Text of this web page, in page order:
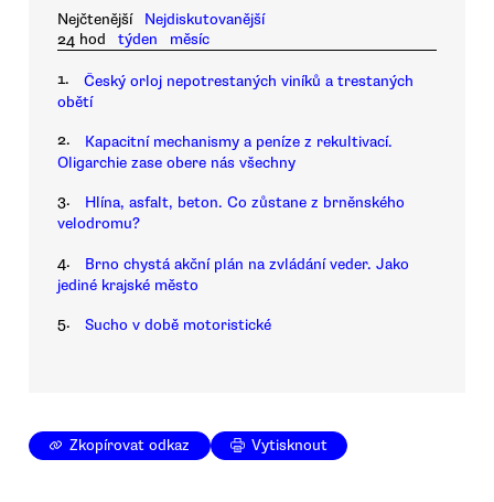
Nejčtenější
Nejdiskutovanější
24 hod
týden měsíc
1.
Český orloj nepotrestaných viníků a trestaných
obětí
2.
Kapacitní mechanismy a peníze z rekultivací.
Oligarchie zase obere nás všechny
3.
Hlína, asfalt, beton. Co zůstane z brněnského
velodromu?
4.
Brno chystá akční plán na zvládání veder. Jako
jediné krajské město
5. Sucho v době motoristické
Zkopírovat odkaz Vytisknout